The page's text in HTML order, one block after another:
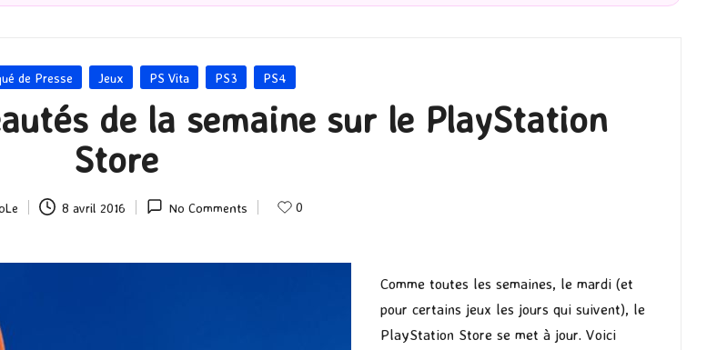
de Presse Jeux PS Vita PS3 PS4
de la semaine sur le PlayStation
Store
8 avril 2016 No Comments 0
Comme toutes les semaines, le mardi (et
pour certains jeux les jours qui suivent), le
PlayStation Store se met à jour. Voici